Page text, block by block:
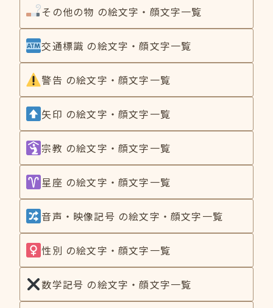
その他の物 の絵文字・顔文字一覧
交通標識 の絵文字・顔文字一覧
警告 の絵文字・顔文字一覧
矢印 の絵文字・顔文字一覧
宗教 の絵文字・顔文字一覧
星座 の絵文字・顔文字一覧
音声・映像記号 の絵文字・顔文字一覧
性別 の絵文字・顔文字一覧
数学記号 の絵文字・顔文字一覧